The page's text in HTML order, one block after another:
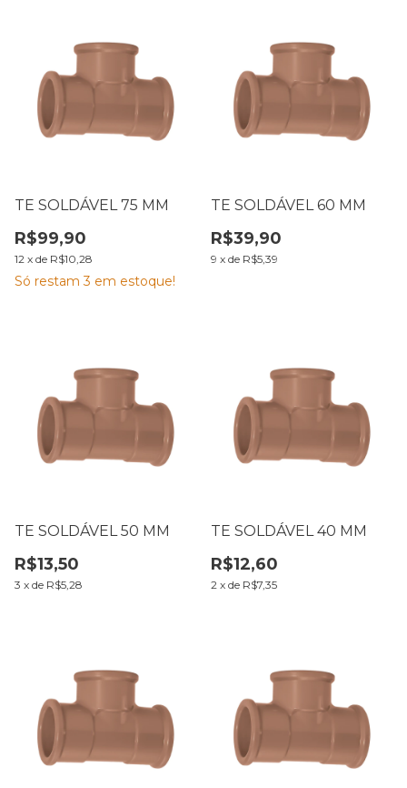
TE SOLDÁVEL 75 MM
R$99,90
12 x de R$10,28
Só restam3 em estoque!
TE SOLDÁVEL 60 MM
R$39,90
9 x de R$5,39
TE SOLDÁVEL 50 MM
R$13,50
3 x de R$5,28
TE SOLDÁVEL 40 MM
R$12,60
2 x de R$7,35